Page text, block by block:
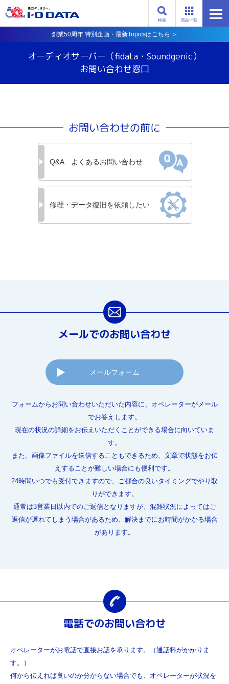
商品一覧
検索
創業50周年 特別企画・最新Topicsはこちら ＞
オーディオサーバー（fidata・Soundgenic）
お問い合わせ窓口
お問い合わせの前に
Q&A よくあるお問い合わせ
修理・データ復旧を依頼したい
メールでのお問い合わせ
メールフォーム
フォームからお問い合わせいただいた内容に、オペレーターがメール
でお答えします。
現在の状況の詳細をお伝えいただくことができる場合に向いていま
す。
また、画像ファイルを送信することもできるため、文章で状態をお伝
えすることが難しい場合にも便利です。
24時間いつでも受付できますので、ご都合の良いタイミングでやり取
りができます。
通常は3営業日以内でのご返信となりますが、混雑状況によってはご
返信が遅れてしまう場合があるため、解決までにお時間がかかる場合
があります。
電話でのお問い合わせ
オペレーターがお電話で直接お話を承ります。（通話料がかかりま
す。）
何から伝えれば良いのか分からない場合でも、オペレーターが状況を